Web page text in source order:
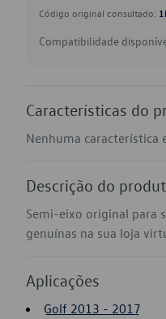
Código original consultado:
Compatibilidade
Características do
Nenhuma característica
Descrição do
Semi-eixo original para
genuínas na sua loja
Aplicações
Golf 2013 - 2017